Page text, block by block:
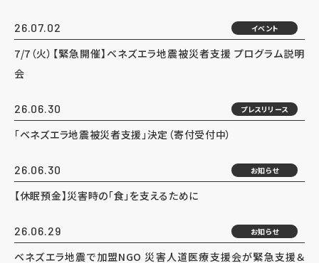
26.07.02 イベント
7/7（火）【緊急開催】ベネズエラ地震被災者支援 プログラム説明
会
26.06.30 プレスリリース
「ベネズエラ地震被災者支援」決定（寄付受付中）
26.06.30 お知らせ
【休眠預金】災害時の「食」を支えるために
26.06.29 お知らせ
ベネズエラ地震で加盟NGO 災害人道医療支援会が緊急支援＆